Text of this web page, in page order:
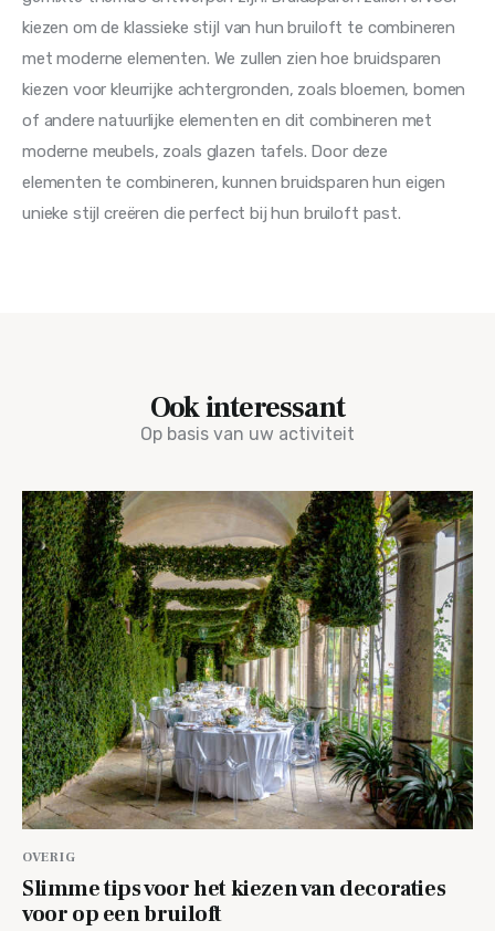
kiezen om de klassieke stijl van hun bruiloft te combineren
met moderne elementen. We zullen zien hoe bruidsparen
kiezen voor kleurrijke achtergronden, zoals bloemen, bomen
of andere natuurlijke elementen en dit combineren met
moderne meubels, zoals glazen tafels. Door deze
elementen te combineren, kunnen bruidsparen hun eigen
unieke stijl creëren die perfect bij hun bruiloft past.
Ook interessant
Op basis van uw activiteit
OVERIG
Slimme tips voor het kiezen van decoraties
voor op een bruiloft